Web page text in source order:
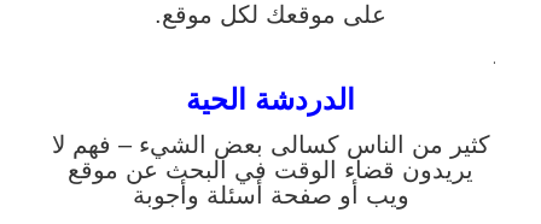
على موقعك لكل موقع.
.
الدردشة الحية
كثير من الناس كسالى بعض الشيء – فهم لا
يريدون قضاء الوقت في البحث عن موقع
ويب أو صفحة أسئلة وأجوبة